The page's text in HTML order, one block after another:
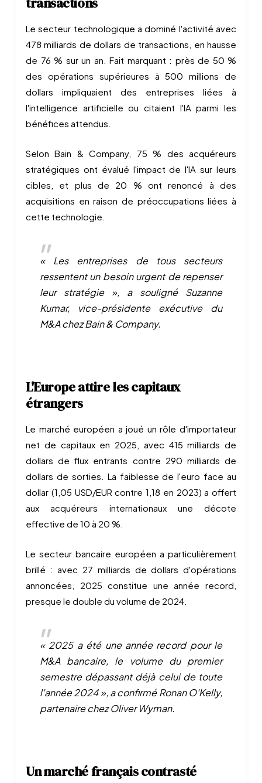
Le secteur technologique a dominé l'activité avec
478 milliards de dollars de transactions, en hausse
de 76 % sur un an. Fait marquant : près de 50 %
des opérations supérieures à 500 millions de
dollars impliquaient des entreprises liées à
l'intelligence artificielle ou citaient l'IA parmi les
bénéfices attendus.
Selon Bain & Company, 75 % des acquéreurs
stratégiques ont évalué l'impact de l'IA sur leurs
cibles, et plus de 20 % ont renoncé à des
acquisitions en raison de préoccupations liées à
cette technologie.
« Les entreprises de tous secteurs
ressentent un besoin urgent de repenser
leur stratégie », a souligné Suzanne
Kumar, vice-présidente exécutive du
M&A chez Bain & Company.
L'Europe attire les capitaux
étrangers
Le marché européen a joué un rôle d'importateur
net de capitaux en 2025, avec 415 milliards de
dollars de flux entrants contre 290 milliards de
dollars de sorties. La faiblesse de l'euro face au
dollar (1,05 USD/EUR contre 1,18 en 2023) a offert
aux acquéreurs internationaux une décote
effective de 10 à 20 %.
Le secteur bancaire européen a particulièrement
brillé : avec 27 milliards de dollars d'opérations
annoncées, 2025 constitue une année record,
presque le double du volume de 2024.
« 2025 a été une année record pour le
M&A bancaire, le volume du premier
semestre dépassant déjà celui de toute
l'année 2024 », a confirmé Ronan O'Kelly,
partenaire chez Oliver Wyman.
Un marché français contrasté